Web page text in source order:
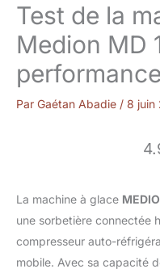
Test de la
Medion MD
Par Gaétan Abadie / 8 juin
La machine à glace
une sorbetière connectée
compresseur auto-
mobile. Avec sa capacité